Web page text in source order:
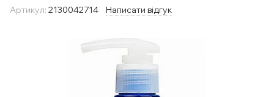
Артикул: 2130042714 Написати відгук